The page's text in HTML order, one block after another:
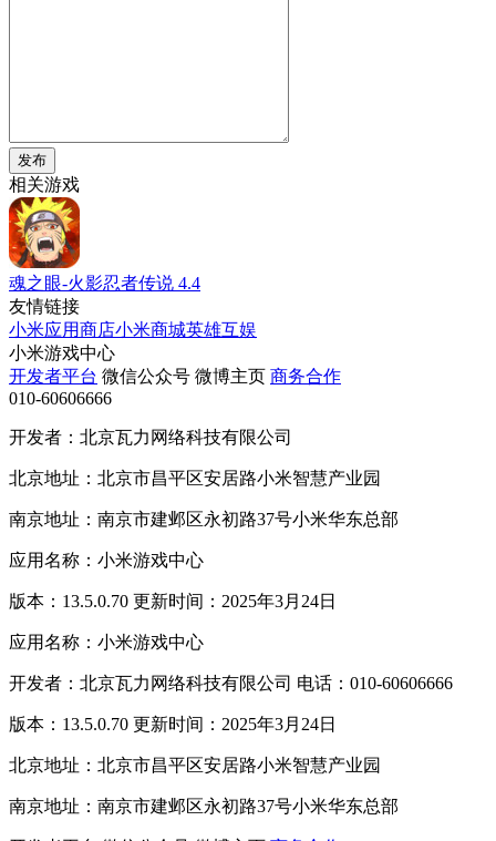
发布
相关游戏
魂之眼-火影忍者传说 4.4
友情链接
小米应用商店小米商城英雄互娱
小米游戏中心
开发者平台 微信公众号 微博主页 商务合作
010-60606666
开发者：北京瓦力网络科技有限公司
北京地址：北京市昌平区安居路小米智慧产业园
南京地址：南京市建邺区永初路37号小米华东总部
应用名称：小米游戏中心
版本：13.5.0.70 更新时间：2025年3月24日
应用名称：小米游戏中心
开发者：北京瓦力网络科技有限公司 电话：010-60606666
版本：13.5.0.70 更新时间：2025年3月24日
北京地址：北京市昌平区安居路小米智慧产业园
南京地址：南京市建邺区永初路37号小米华东总部